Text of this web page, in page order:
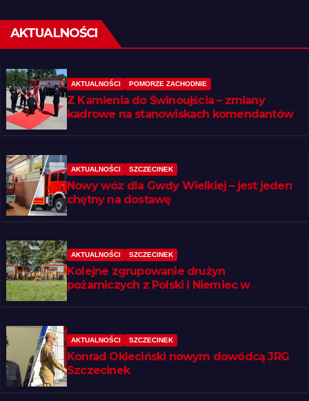
AKTUALNOŚCI
AKTUALNOŚCI POMORZE ZACHODNIE
Z Kamienia do Świnoujścia – zmiany
kadrowe na stanowiskach komendantów
AKTUALNOŚCI SZCZECINEK
Nowy wóz dla Gwdy Wielkiej – jest jeden
chętny na dostawę
AKTUALNOŚCI SZCZECINEK
Kolejne zgrupowanie drużyn
pożarniczych z Polski i Niemiec w
AKTUALNOŚCI SZCZECINEK
Konrad Okleciński nowym dowódcą JRG
Szczecinek